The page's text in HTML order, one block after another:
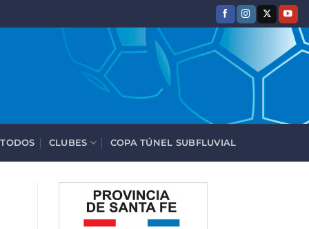
CLUBES COPA TÚNEL SUBFLUVIAL